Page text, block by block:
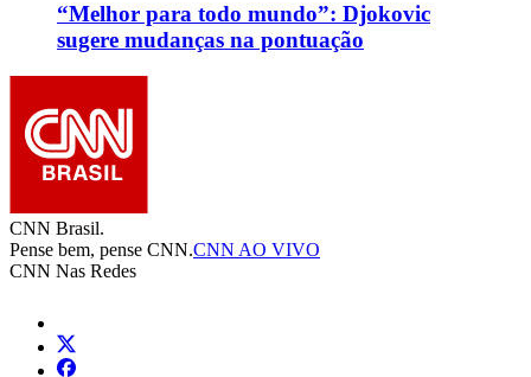
“Melhor para todo mundo”: Djokovic
sugere mudanças na pontuação
CNN Brasil.
Pense bem, pense CNN.CNN AO VIVO
CNN Nas Redes